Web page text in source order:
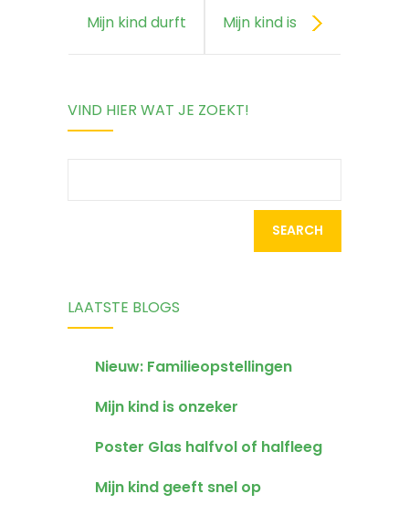
Mijn kind durft
zeggen
Mijn kind is
vertelt weinig
VIND HIER WAT JE ZOEKT!
LAATSTE BLOGS
Nieuw: Familieopstellingen
Mijn kind is onzeker
Poster Glas halfvol of halfleeg
Mijn kind geeft snel op